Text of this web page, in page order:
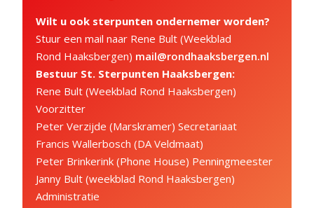
Wilt u ook sterpunten ondernemer worden?
Stuur een mail naar Rene Bult (Weekblad
Rond Haaksbergen) mail@rondhaaksbergen.nl
Bestuur St. Sterpunten Haaksbergen:
Rene Bult (Weekblad Rond Haaksbergen)
Voorzitter
Peter Verzijde (Marskramer) Secretariaat
Francis Wallerbosch (DA Veldmaat)
Peter Brinkerink (Phone House) Penningmeester
Janny Bult (weekblad Rond Haaksbergen)
Administratie